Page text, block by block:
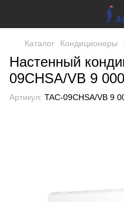
Каталог Кондиционеры
Настенный
09CHSA/VB 9
Артикул: TAC-09CHSA/VB 9